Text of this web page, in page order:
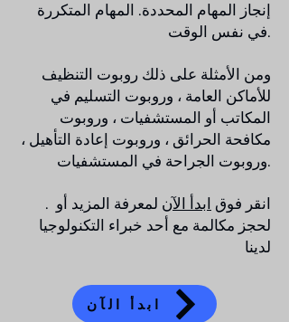
إنجاز المهام المحددة. المهام المتكررة
في نفس الوقت.
ومن الأمثلة على ذلك روبوت التنظيف
للأماكن العامة ، وروبوت التسليم في
المكاتب أو المستشفيات ، وروبوت
مكافحة الحرائق ، وروبوت إعادة التأهيل ،
وروبوت الجراحة في المستشفيات.
. انقر فوق ابدأ الآن لمعرفة المزيد أو
لحجز مكالمة مع أحد خبراء التكنولوجيا
لدينا
ابدأ الآن